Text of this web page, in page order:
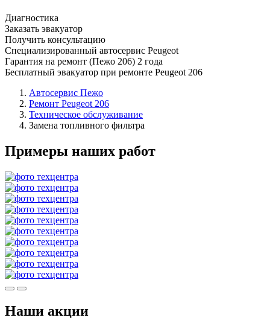
Диагностика
Заказать эвакуатор
Получить консультацию
Специализированный автосервис Peugeot
Гарантия на ремонт (Пежо 206) 2 года
Бесплатный эвакуатор при ремонте Peugeot 206
Автосервис Пежо
Ремонт Peugeot 206
Техническое обслуживание
Замена топливного фильтра
Примеры наших работ
Наши акции